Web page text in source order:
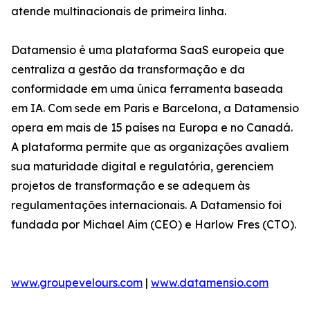
atende multinacionais de primeira linha.
Datamensio é uma plataforma SaaS europeia que
centraliza a gestão da transformação e da
conformidade em uma única ferramenta baseada
em IA. Com sede em Paris e Barcelona, a Datamensio
opera em mais de 15 países na Europa e no Canadá.
A plataforma permite que as organizações avaliem
sua maturidade digital e regulatória, gerenciem
projetos de transformação e se adequem às
regulamentações internacionais. A Datamensio foi
fundada por Michael Aim (CEO) e Harlow Fres (CTO).
www.groupevelours.com | www.datamensio.com